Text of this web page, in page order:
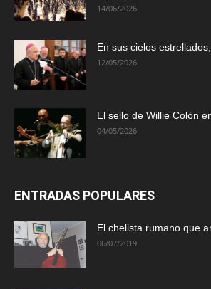
14/06/2026
En sus cielos
12/05/2026
El sello de Willie Colón
04/05/2026
ENTRADAS POPULARES
El chelista rumano que
06/07/2019